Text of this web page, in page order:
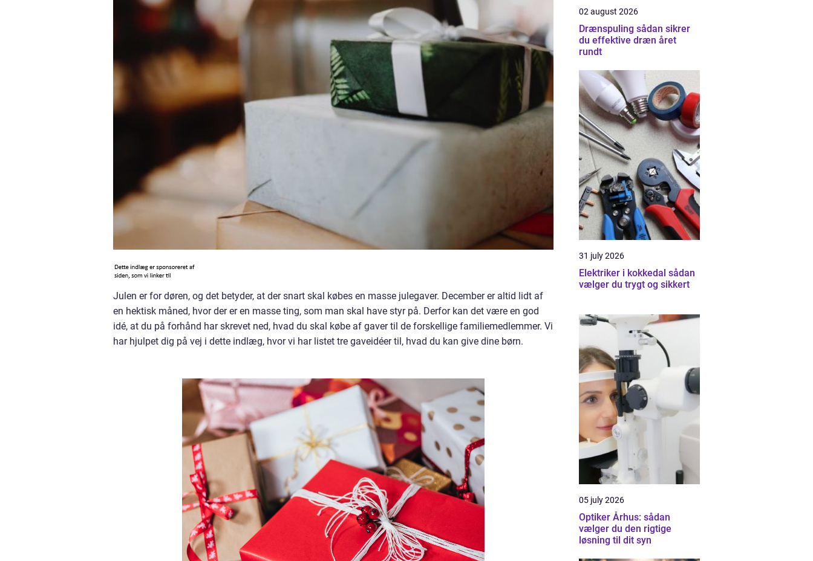
Julen er for døren, og det betyder, at der snart skal købes en masse julegaver. December er altid lidt af
en hektisk måned, hvor der er en masse ting, som man skal have styr på. Derfor kan det være en god
idé, at du på forhånd har skrevet ned, hvad du skal købe af gaver til de forskellige familiemedlemmer. Vi
har hjulpet dig på vej i dette indlæg, hvor vi har listet tre gaveidéer til, hvad du kan give dine børn.
02 august 2026
Drænspuling sådan sikrer
du effektive dræn året
rundt
31 july 2026
Elektriker i kokkedal sådan
vælger du trygt og sikkert
05 july 2026
Optiker Århus: sådan
vælger du den rigtige
løsning til dit syn